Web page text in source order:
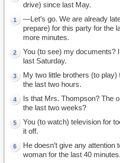
drive) since last May.
—Let’s go. We are already
prepare) for this party for the
more minutes.
You (to see) my documents?
last Saturday.
My two little brothers (to
the last two hours.
Is that Mrs. Thompson? The
the last two weeks?
You (to watch) television for
it off.
He doesn’t give any attention
woman for the last 40 minutes.